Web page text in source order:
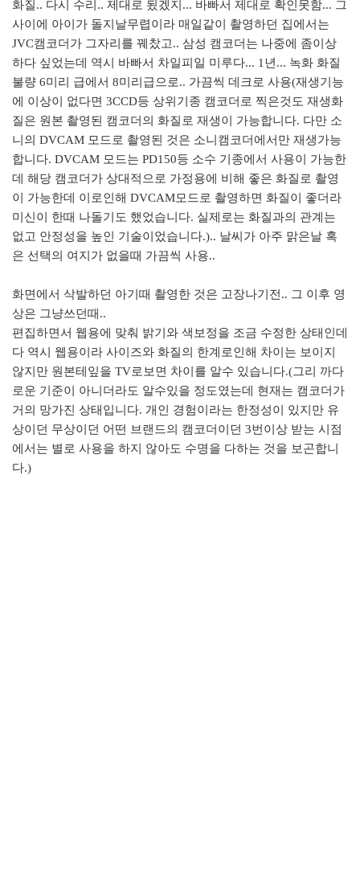
화질.. 다시 수리.. 제대로 됬겠지... 바빠서 제대로 확인못함... 그
사이에 아이가 돌지날무렵이라 매일같이 촬영하던 집에서는
JVC캠코더가 그자리를 꿰찼고.. 삼성 캠코더는 나중에 좀이상
하다 싶었는데 역시 바빠서 차일피일 미루다... 1년... 녹화 화질
불량 6미리 급에서 8미리급으로.. 가끔씩 데크로 사용(재생기능
에 이상이 없다면 3CCD등 상위기종 캠코더로 찍은것도 재생화
질은 원본 촬영된 캠코더의 화질로 재생이 가능합니다. 다만 소
니의 DVCAM 모드로 촬영된 것은 소니캠코더에서만 재생가능
합니다. DVCAM 모드는 PD150등 소수 기종에서 사용이 가능한
데 해당 캠코더가 상대적으로 가정용에 비해 좋은 화질로 촬영
이 가능한데 이로인해 DVCAM모드로 촬영하면 화질이 좋더라
미신이 한때 나돌기도 했었습니다. 실제로는 화질과의 관계는
없고 안정성을 높인 기술이었습니다.).. 날씨가 아주 맑은날 혹
은 선택의 여지가 없을때 가끔씩 사용..
화면에서 삭발하던 아기때 촬영한 것은 고장나기전.. 그 이후 영
상은 그냥쓰던때..
편집하면서 웹용에 맞춰 밝기와 색보정을 조금 수정한 상태인데
다 역시 웹용이라 사이즈와 화질의 한계로인해 차이는 보이지
않지만 원본테잎을 TV로보면 차이를 알수 있습니다.(그리 까다
로운 기준이 아니더라도 알수있을 정도였는데 현재는 캠코더가
거의 망가진 상태입니다. 개인 경험이라는 한정성이 있지만 유
상이던 무상이던 어떤 브랜드의 캠코더이던 3번이상 받는 시점
에서는 별로 사용을 하지 않아도 수명을 다하는 것을 보곤합니
다.)